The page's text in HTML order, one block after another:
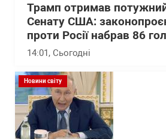
Трамп отримав потужний
Сенату США:
проти Росії набрав 86
14:01, Сьогодні
Новини світу